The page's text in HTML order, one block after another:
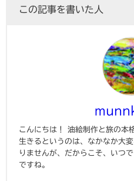
この記事を書いた人
こんにちは！ 油絵制作と旅の本
生きるというのは、なかなか大
りませんが、だからこそ、いつ
ですね。